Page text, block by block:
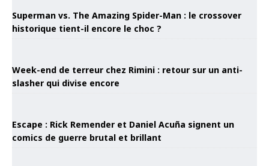
Superman vs. The Amazing Spider-Man : le crossover
historique tient-il encore le choc ?
Week-end de terreur chez Rimini : retour sur un anti-
slasher qui divise encore
Escape : Rick Remender et Daniel Acuña signent un
comics de guerre brutal et brillant